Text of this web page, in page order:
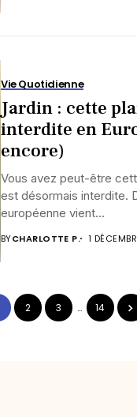
Vie Quotidienne
Jardin : cette
interdite en
encore)
Vous avez peut-être
est désormais interdite.
européenne vient...
BYCHARLOTTE P. 1
2 3 … 14